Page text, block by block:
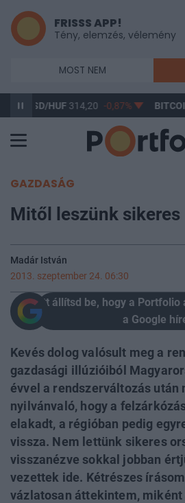
FRISSS APP!
Tény, elemzés, vélemény
MOST NEM
USD/HUF314,20 -0,87% BITCOIN64
GAZDASÁG
Mitől leszünk sikeres
Madár István
2013. szeptember 24. 06:30
Itt állítsd be, hogy a
a Google
Kevés dolog valósult meg a
gazdasági illúzióiból
évvel a rendszerváltozás után
nyilvánvaló, hogy a
elakadt, a régióban pedig
vissza. Nem lettünk sikeres
visszanézve sokkal jobban
vezettek ide. Kétrészes
vázlatosan áttekintem, miként